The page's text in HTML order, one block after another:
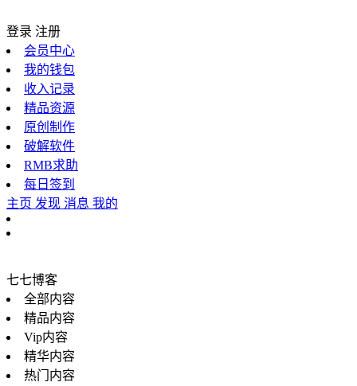
登录 注册
会员中心
我的钱包
收入记录
精品资源
原创制作
破解软件
RMB求助
每日签到
主页 发现 消息 我的
七七博客
全部内容
精品内容
Vip内容
精华内容
热门内容